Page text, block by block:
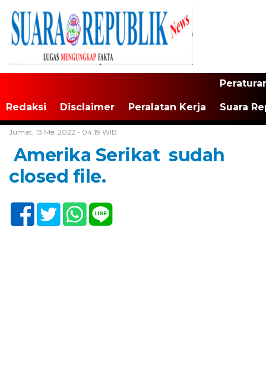
Redaksi Disclaimer Peralatan Kerja Suara
Jumat, 13 Mei 2022 - 04:19 WIB
Amerika Serikat sudah
closed file.